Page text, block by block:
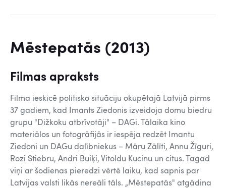
Mēstepatās (2013)
Filmas apraksts
Filma ieskicē politisko situāciju okupētajā Latvijā pirms
37 gadiem, kad Imants Ziedonis izveidoja domu biedru
grupu "Dižkoku atbrīvotāji" – DAGi. Tālaika kino
materiālos un fotogrāfijās ir iespēja redzēt Imantu
Ziedoni un DAGu dalībniekus – Māru Zālīti, Annu Žīguri,
Rozi Stiebru, Andri Buiķi, Vitoldu Kucinu un citus. Tagad
viņi ar šodienas pieredzi vērtē laiku, kad sapnis par
Latvijas valsti likās nereāli tāls. „Mēstepatās" atgādina